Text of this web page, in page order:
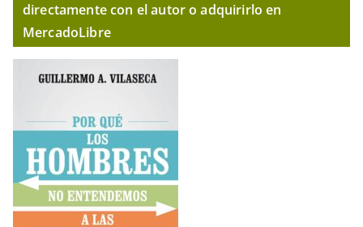
directamente con el autor o adquirirlo en
MercadoLibre